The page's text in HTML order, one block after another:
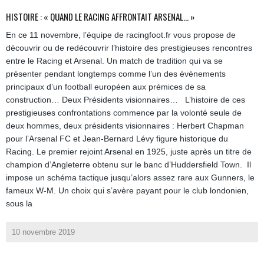
HISTOIRE : « QUAND LE RACING AFFRONTAIT ARSENAL… »
En ce 11 novembre, l’équipe de racingfoot.fr vous propose de
découvrir ou de redécouvrir l’histoire des prestigieuses rencontres
entre le Racing et Arsenal. Un match de tradition qui va se
présenter pendant longtemps comme l’un des événements
principaux d’un football européen aux prémices de sa
construction… Deux Présidents visionnaires… L’histoire de ces
prestigieuses confrontations commence par la volonté seule de
deux hommes, deux présidents visionnaires : Herbert Chapman
pour l’Arsenal FC et Jean-Bernard Lévy figure historique du
Racing. Le premier rejoint Arsenal en 1925, juste après un titre de
champion d’Angleterre obtenu sur le banc d’Huddersfield Town. Il
impose un schéma tactique jusqu’alors assez rare aux Gunners, le
fameux W-M. Un choix qui s’avère payant pour le club londonien,
sous la
10 novembre 2019